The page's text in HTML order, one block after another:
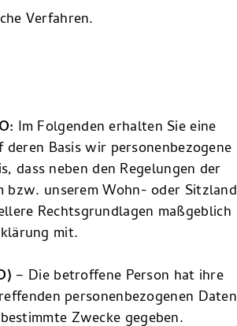
Verfahren.
Im Folgenden erhalten Sie eine
Basis wir personenbezogene
dass neben den Regelungen der
bzw. unserem Wohn- oder Sitzland
Rechtsgrundlagen maßgeblich
mit.
– Die betroffene Person hat ihre
personenbezogenen Daten
Zwecke gegeben.